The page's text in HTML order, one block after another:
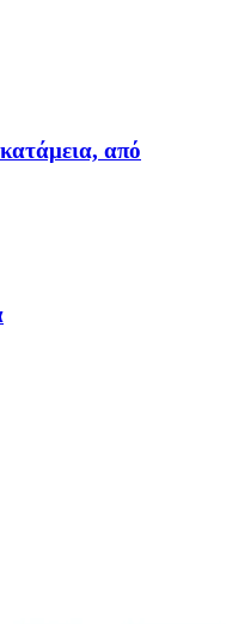
από